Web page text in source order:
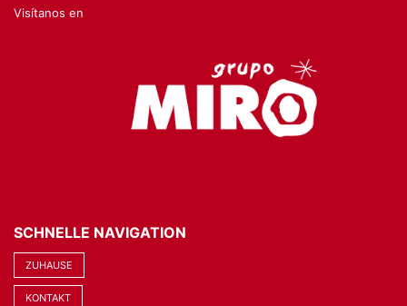
Visítanos en
SCHNELLE NAVIGATION
ZUHAUSE
KONTAKT